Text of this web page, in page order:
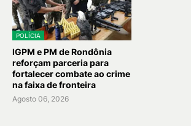
POLÍCIA
IGPM e PM de Rondônia
reforçam parceria para
fortalecer combate ao crime
na faixa de fronteira
Agosto 06, 2026